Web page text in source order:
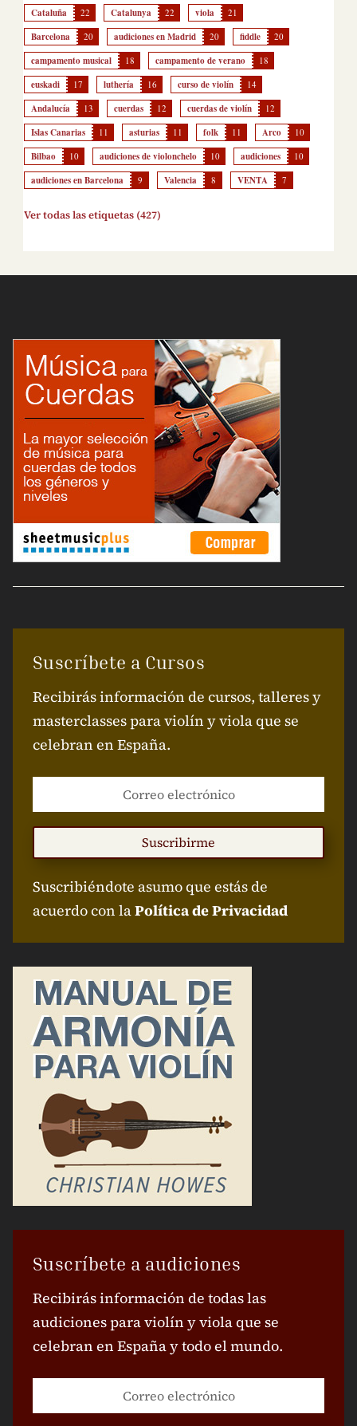
Cataluña 22 Catalunya 22 viola 21
Barcelona 20 audiciones en Madrid 20 fiddle 20
campamento musical 18 campamento de verano 18
euskadi 17 luthería 16 curso de violín 14
Andalucía 13 cuerdas 12 cuerdas de violín 12
Islas Canarias 11 asturias 11 folk 11 Arco 10
Bilbao 10 audiciones de violonchelo 10 audiciones 10
audiciones en Barcelona 9 Valencia 8 VENTA 7
Ver todas las etiquetas (427)
Suscríbete a Cursos
Recibirás información de cursos, talleres y
masterclasses para violín y viola que se
celebran en España.
Suscribirme
Suscribiéndote asumo que estás de
acuerdo con laPolítica de Privacidad
Suscríbete a audiciones
Recibirás información de todas las
audiciones para violín y viola que se
celebran en España y todo el mundo.